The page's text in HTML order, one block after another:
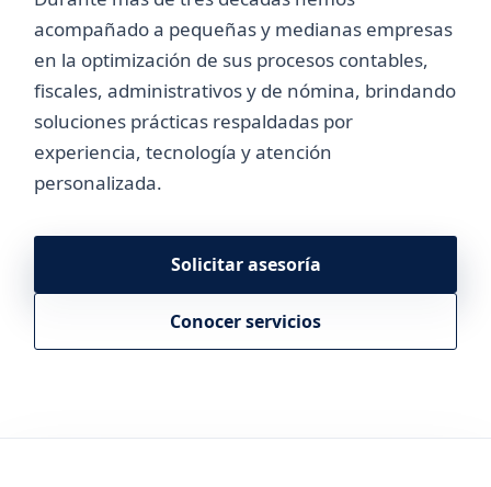
acompañado a pequeñas y medianas empresas
en la optimización de sus procesos contables,
fiscales, administrativos y de nómina, brindando
soluciones prácticas respaldadas por
experiencia, tecnología y atención
personalizada.
Solicitar asesoría
Conocer servicios